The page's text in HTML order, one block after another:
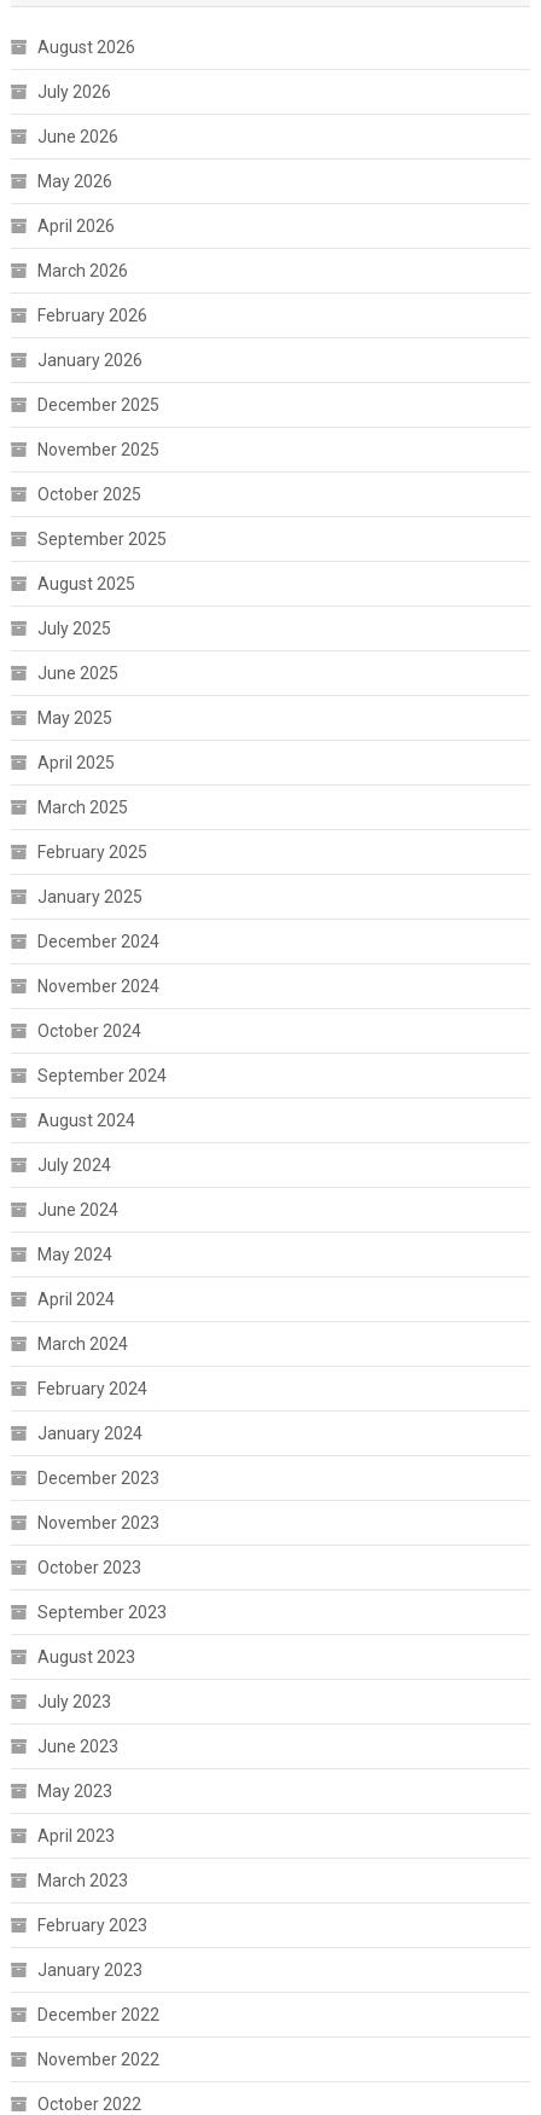
August 2026
July 2026
June 2026
May 2026
April 2026
March 2026
February 2026
January 2026
December 2025
November 2025
October 2025
September 2025
August 2025
July 2025
June 2025
May 2025
April 2025
March 2025
February 2025
January 2025
December 2024
November 2024
October 2024
September 2024
August 2024
July 2024
June 2024
May 2024
April 2024
March 2024
February 2024
January 2024
December 2023
November 2023
October 2023
September 2023
August 2023
July 2023
June 2023
May 2023
April 2023
March 2023
February 2023
January 2023
December 2022
November 2022
October 2022